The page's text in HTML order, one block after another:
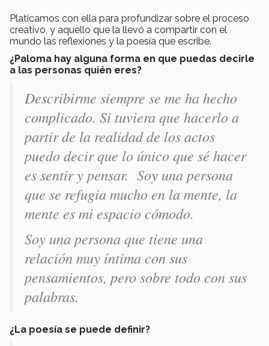
Platicamos con ella para profundizar sobre el proceso
creativo, y aquello que la llevó a compartir con el
mundo las reflexiones y la poesía que escribe.
¿Paloma hay alguna forma en que puedas decirle
a las personas quién eres?
Describirme siempre se me ha hecho
complicado. Si tuviera que hacerlo a
partir de la realidad de los actos
puedo decir que lo único que sé hacer
es sentir y pensar. Soy una persona
que se refugia mucho en la mente, la
mente es mi espacio cómodo.
Soy una persona que tiene una
relación muy íntima con sus
pensamientos, pero sobre todo con sus
palabras.
¿La poesía se puede definir?